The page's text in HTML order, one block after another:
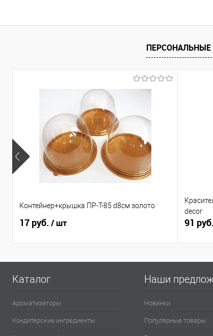
Контейнер+крышка ПР-Т-85 d8см золото
17 руб. / шт
decor
91 руб.
Каталог
Ароматизаторы
Кондитерские ингредиенты
Наши
Новинки
Популярные товары